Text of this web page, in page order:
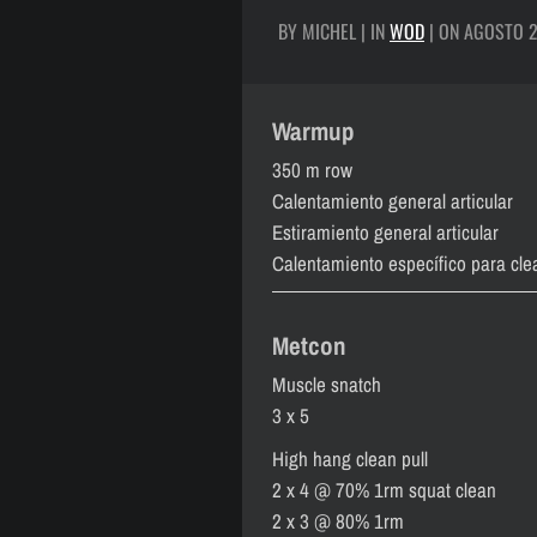
BY MICHEL | INWOD | ON AGOSTO
Warmup
350 m row
Calentamiento general articular
Estiramiento general articular
Calentamiento específico para
Metcon
Muscle snatch
3 x 5
High hang clean pull
2 x 4 @ 70% 1rm squat clean
2 x 3 @ 80% 1rm